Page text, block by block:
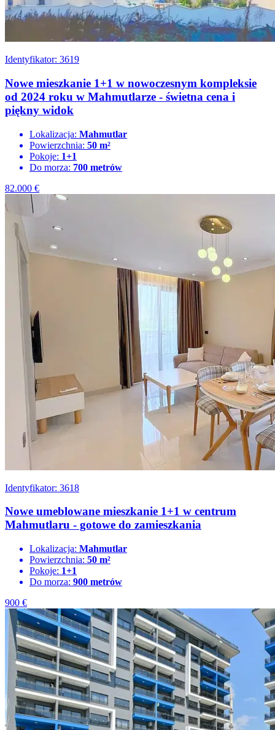
Identyfikator: 3619
Nowe mieszkanie 1+1 w nowoczesnym kompleksie
od 2024 roku w Mahmutlarze - świetna cena i
piękny widok
Lokalizacja: Mahmutlar
Powierzchnia: 50 m²
Pokoje: 1+1
Do morza: 700 metrów
82.000 €
Identyfikator: 3618
Nowe umeblowane mieszkanie 1+1 w centrum
Mahmutlaru - gotowe do zamieszkania
Lokalizacja: Mahmutlar
Powierzchnia: 50 m²
Pokoje: 1+1
Do morza: 900 metrów
900 €